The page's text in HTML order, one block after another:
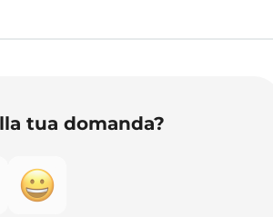
tua domanda?